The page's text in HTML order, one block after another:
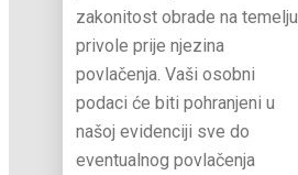
zakonitost obrade na temelju
privole prije njezina
povlačenja. Vaši osobni
podaci će biti pohranjeni u
našoj evidenciji sve do
eventualnog povlačenja